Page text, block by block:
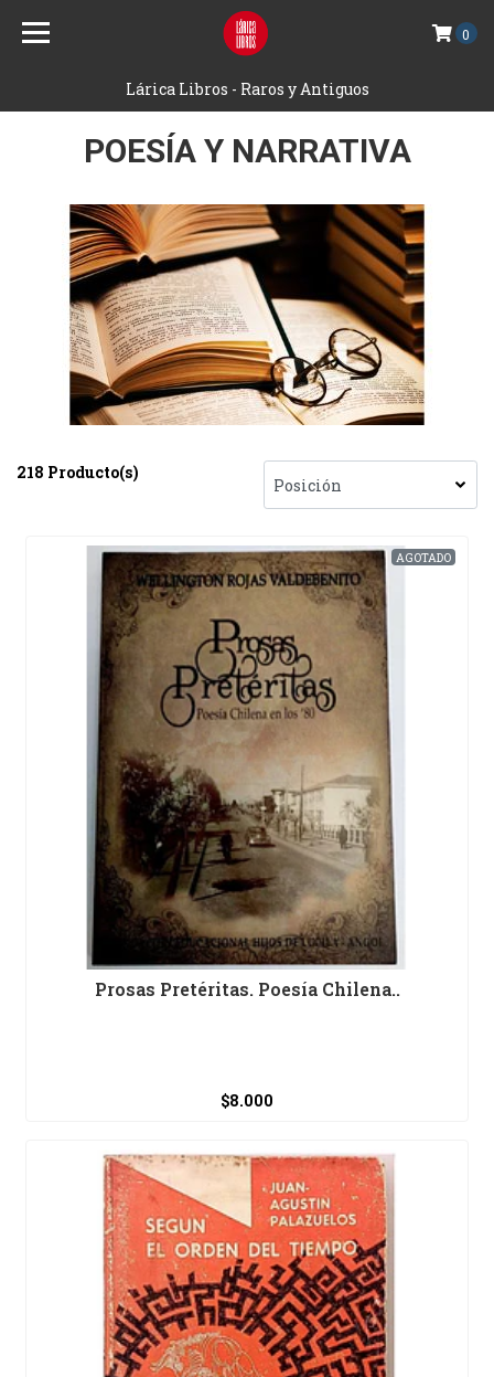
Lárica Libros - Raros y Antiguos
0
POESÍA Y NARRATIVA
218 Producto(s)
AGOTADO
Prosas Pretéritas. Poesía Chilena..
$8.000